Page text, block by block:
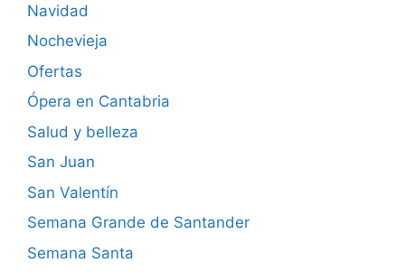
Navidad
Nochevieja
Ofertas
Ópera en Cantabria
Salud y belleza
San Juan
San Valentín
Semana Grande de Santander
Semana Santa